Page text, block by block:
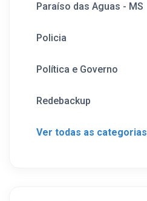
Paraíso das Aguas - MS
Policia
Política e Governo
Redebackup
Ver todas as categorias